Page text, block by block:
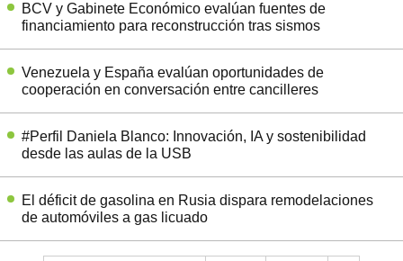
BCV y Gabinete Económico evalúan fuentes de
financiamiento para reconstrucción tras sismos
Venezuela y España evalúan oportunidades de
cooperación en conversación entre cancilleres
#Perfil Daniela Blanco: Innovación, IA y sostenibilidad
desde las aulas de la USB
El déficit de gasolina en Rusia dispara remodelaciones
de automóviles a gas licuado